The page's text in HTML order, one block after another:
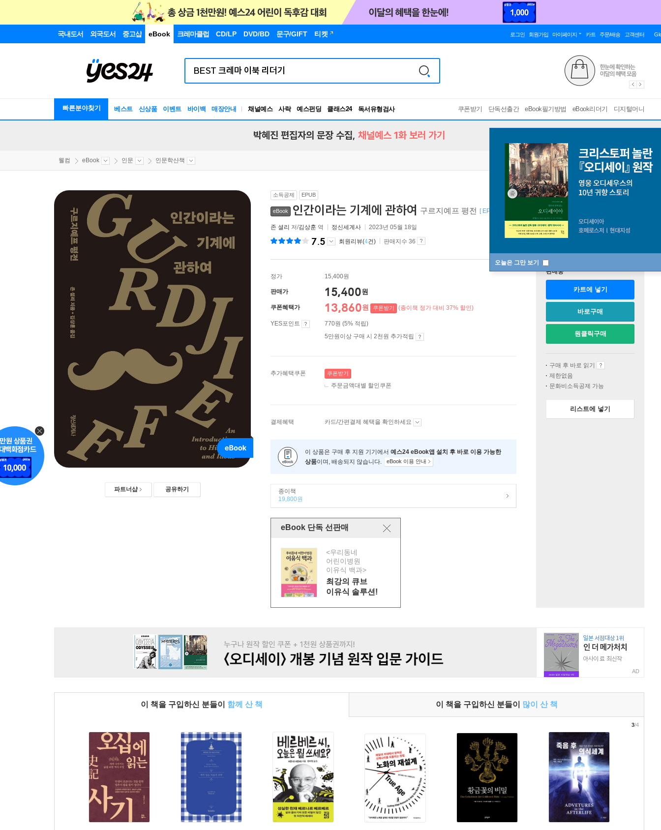
국내도서 외국도서 중고샵 eBook 크레마클럽 CD/LP DVD/BD 문구/GIFT 티켓 로그인 회원가입 마이페이지 카트 주문/배송 고객센터
빠른분야찾기 베스트 신상품 이벤트 바이백 매장안내 채널예스 사락 예스펀딩 클래스24
독서유형검사
RBTI Lab
쿠폰받기 단독선출간 eBook필기방법 eBook리더기 디지털머니
오늘은 그만 보기
박혜진 편집자의 문장 수집, 채널예스 1화 보러 가기
웰컴 eBook 인문 인문학산책
파트너샵 공유하기
소득공제 EPUB
eBook 인간이라는 기계에 관하여 구르지예프 평전 [ EPUB ]
존 셜리 저/김상훈 역 정신세계사 2023년 05월 18일
7.5 회원리뷰(4건) 판매지수 36
정가 15,400원
판매가 15,400원
쿠폰혜택가 13,860원 쿠폰받기 (종이책 정가 대비 37% 할인)
YES포인트
770원 (5% 적립)
5만원이상 구매 시 2천원 추가적립
추가혜택쿠폰 쿠폰받기
주문금액대별 할인쿠폰
결제혜택 카드/간편결제 혜택을 확인하세요
이 상품은 구매 후 지원 기기에서 예스24 eBook앱 설치 후 바로 이용 가능한
상품이며, 배송되지 않습니다. eBook 이용 안내
종이책
19,800원
eBook 단독 선판매
<우리동네
어린이병원
이유식 백과>
최강의 큐브
이유식 솔루션!
판매중
카트에 넣기
바로구매
원클릭구매
구매 후 바로 읽기
제한없음
문화비소득공제 가능
리스트에 넣기
AD
이 책을 구입하신 분들이 함께 산 책 이 책을 구입하신 분들이 많이 산 책
3/4